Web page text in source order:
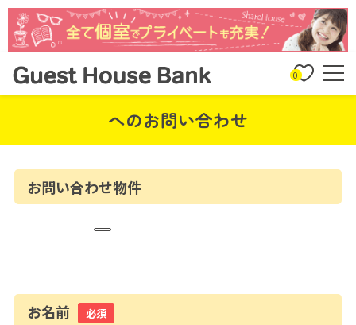
0
へのお問い合わせ
お問い合わせ物件
お名前 必須